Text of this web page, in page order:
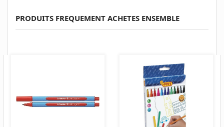
PRODUITS FREQUEMENT ACHETES ENSEMBLE